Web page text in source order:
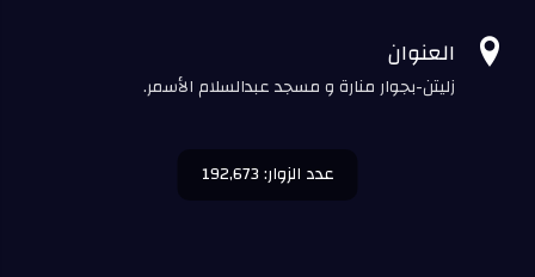
 العنوان
زليتن-بجوار منارة و مسجد عبدالسلام الأسمر.
عدد الزوار: 192,673